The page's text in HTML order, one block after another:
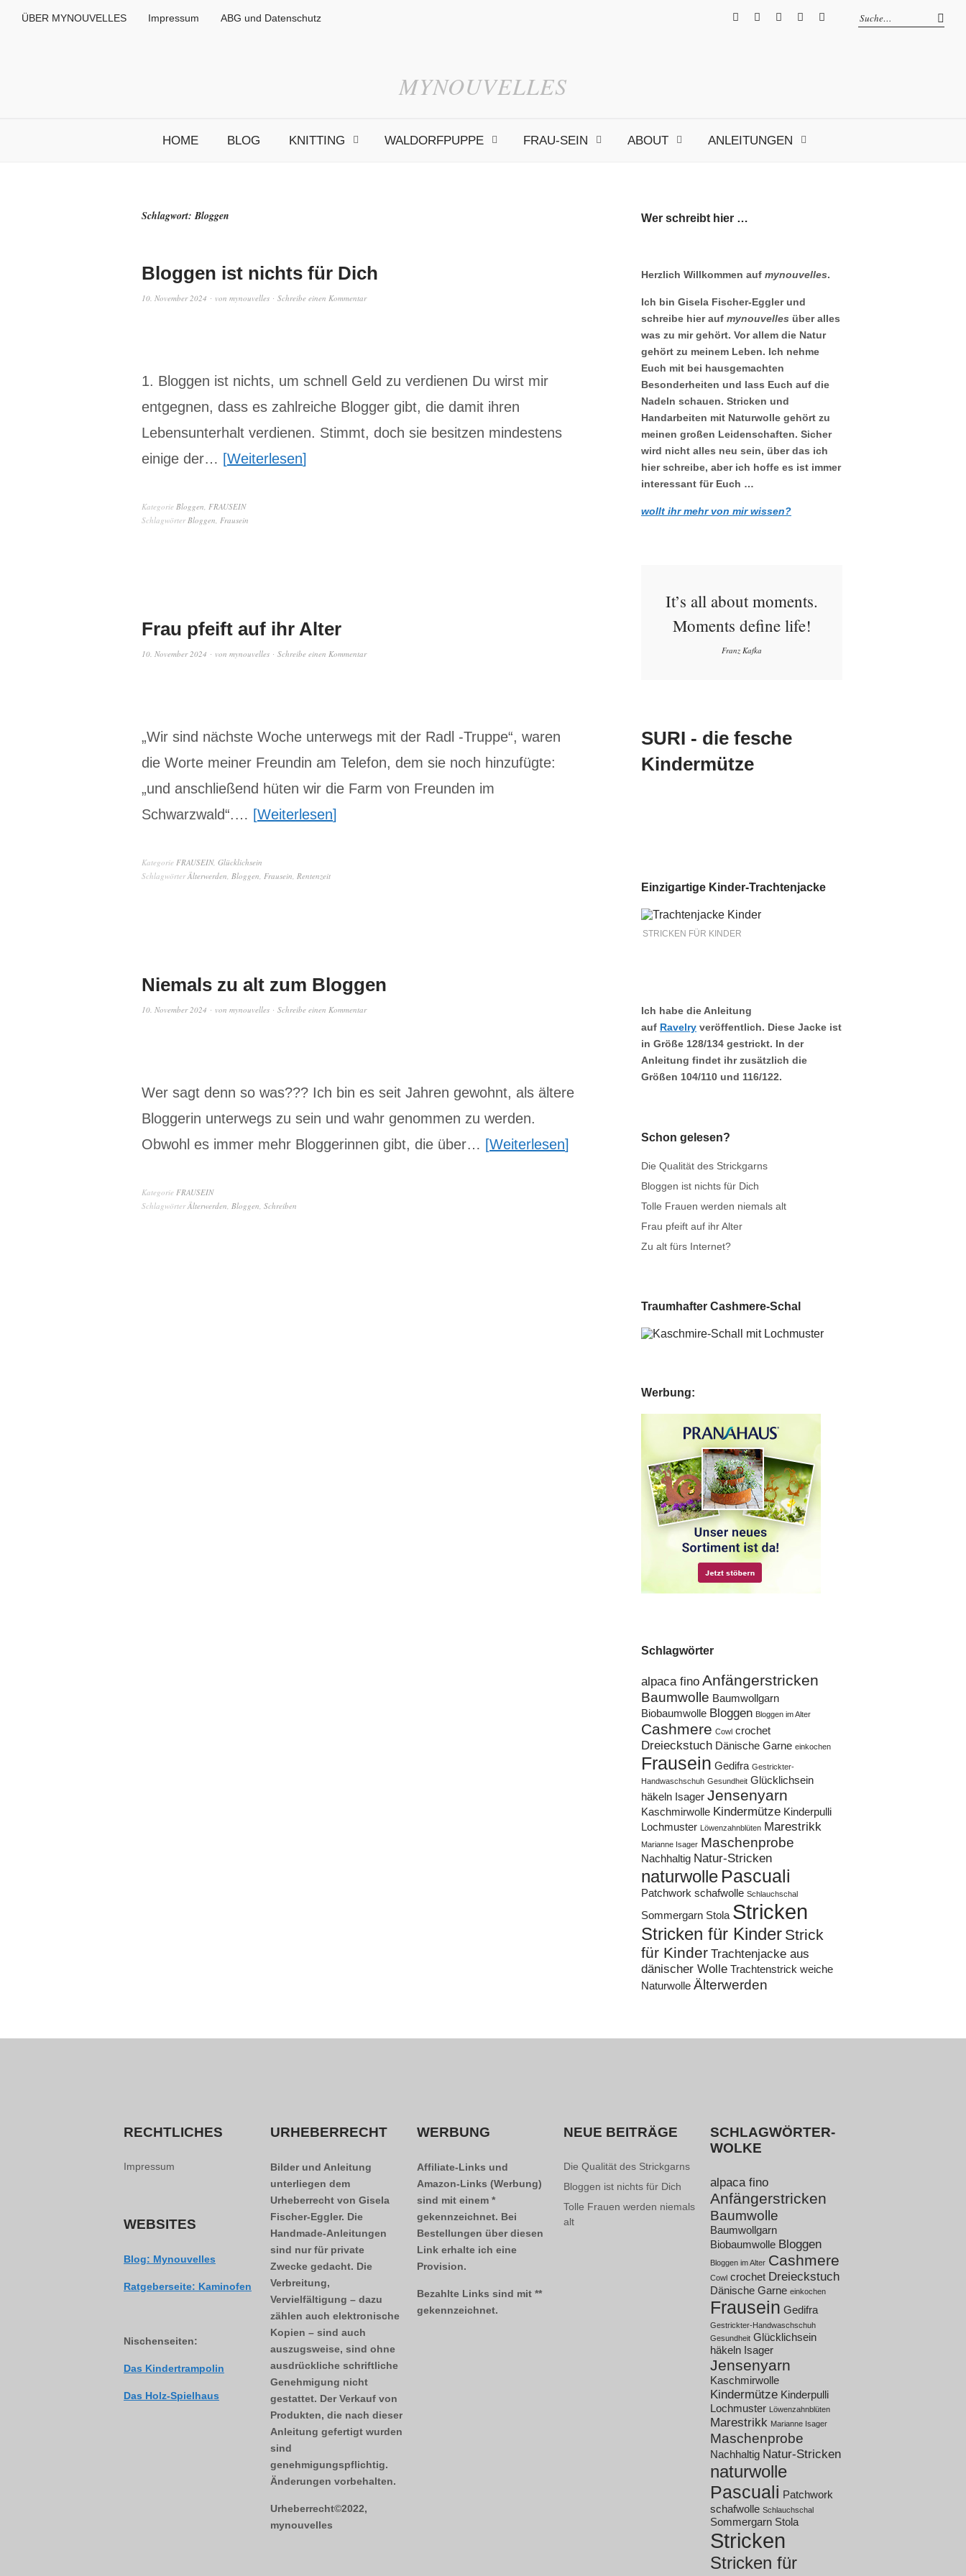
ÜBER MYNOUVELLES Impressum
ABG und Datenschutz
MYNOUVELLES
HOME BLOG KNITTING WALDORFPUPPE FRAU-SEIN ABOUT ANLEITUNGEN
Schlagwort:Bloggen
Bloggen ist nichts für Dich
10. November 2024 von mynouvelles Schreibe einen Kommentar
1. Bloggen ist nichts, um schnell Geld zu verdienen Du wirst mir
entgegnen, dass es zahlreiche Blogger gibt, die damit ihren
Lebensunterhalt verdienen. Stimmt, doch sie besitzen mindestens
einige der…
Weiterlesen
Kategorie Bloggen, FRAUSEIN
SchlagwörterBloggen, Frausein
Frau pfeift auf ihr Alter
10. November 2024 von mynouvelles Schreibe einen Kommentar
„Wir sind nächste Woche unterwegs mit der Radl -Truppe“, waren
die Worte meiner Freundin am Telefon, dem sie noch hinzufügte:
„und anschließend hüten wir die Farm von Freunden im
Schwarzwald“.…
Weiterlesen
Kategorie FRAUSEIN, Glücklichsein
SchlagwörterÄlterwerden, Bloggen, Frausein, Rentenzeit
Niemals zu alt zum Bloggen
10. November 2024 von mynouvelles Schreibe einen Kommentar
Wer sagt denn so was??? Ich bin es seit Jahren gewohnt, als ältere
Bloggerin unterwegs zu sein und wahr genommen zu werden.
Obwohl es immer mehr Bloggerinnen gibt, die über…
Weiterlesen
Kategorie FRAUSEIN
SchlagwörterÄlterwerden, Bloggen, Schreiben
Wer schreibt hier …
Herzlich Willkommen auf mynouvelles.
Ich bin Gisela Fischer-Eggler und
schreibe hier auf mynouvelles über alles
was zu mir gehört. Vor allem die Natur
gehört zu meinem Leben. Ich nehme
Euch mit bei hausgemachten
Besonderheiten und lass Euch auf die
Nadeln schauen. Stricken und
Handarbeiten mit Naturwolle gehört zu
meinen großen Leidenschaften. Sicher
wird nicht alles neu sein, über das ich
hier schreibe, aber ich hoffe es ist immer
interessant für Euch …
wollt ihr mehr von mir wissen?
It’s all about moments.
Moments define life!
Franz Kafka
SURI - die fesche
Kindermütze
Einzigartige Kinder-Trachtenjacke
STRICKEN FÜR KINDER
Ich habe die Anleitung
auf Ravelry veröffentlich. Diese Jacke ist
in Größe 128/134 gestrickt. In der
Anleitung findet ihr zusätzlich die
Größen 104/110 und 116/122.
Schon gelesen?
Die Qualität des Strickgarns
Bloggen ist nichts für Dich
Tolle Frauen werden niemals alt
Frau pfeift auf ihr Alter
Zu alt fürs Internet?
Traumhafter Cashmere-Schal
Werbung:
Schlagwörter
alpaca fino Anfängerstricken
Baumwolle Baumwollgarn
Biobaumwolle Bloggen Bloggen im Alter
Cashmere Cowl crochet
Dreieckstuch Dänische Garne einkochen
Frausein Gedifra Gestrickter-
Handwaschschuh Gesundheit Glücklichsein
häkeln Isager Jensenyarn
Kaschmirwolle Kindermütze Kinderpulli
Lochmuster Löwenzahnblüten Marestrikk
Marianne Isager Maschenprobe
Nachhaltig Natur-Stricken
naturwolle Pascuali
Patchwork schafwolle Schlauchschal
Sommergarn Stola Stricken
Stricken für Kinder Strick
für Kinder Trachtenjacke aus
dänischer Wolle Trachtenstrick weiche
Naturwolle Älterwerden
RECHTLICHES
Impressum
WEBSITES
Blog: Mynouvelles
Ratgeberseite: Kaminofen
Nischenseiten:
Das Kindertrampolin
Das Holz-Spielhaus
URHEBERRECHT
Bilder und Anleitung
unterliegen dem
Urheberrecht von Gisela
Fischer-Eggler. Die
Handmade-Anleitungen
sind nur für private
Zwecke gedacht. Die
Verbreitung,
Vervielfältigung – dazu
zählen auch elektronische
Kopien – sind auch
auszugsweise, sind ohne
ausdrückliche schriftliche
Genehmigung nicht
gestattet. Der Verkauf von
Produkten, die nach dieser
Anleitung gefertigt wurden
sind
genehmigungspflichtig.
Änderungen vorbehalten.
Urheberrecht©2022,
mynouvelles
WERBUNG
Affiliate-Links und
Amazon-Links (Werbung)
sind mit einem *
gekennzeichnet. Bei
Bestellungen über diesen
Link erhalte ich eine
Provision.
Bezahlte Links sind mit **
gekennzeichnet.
NEUE BEITRÄGE
Die Qualität des Strickgarns
Bloggen ist nichts für Dich
Tolle Frauen werden niemals
alt
SCHLAGWÖRTER-
WOLKE
alpaca fino
Anfängerstricken
Baumwolle
Baumwollgarn
Biobaumwolle Bloggen
Bloggen im Alter Cashmere
Cowl crochet Dreieckstuch
Dänische Garne einkochen
Frausein Gedifra
Gestrickter-Handwaschschuh
Gesundheit Glücklichsein
häkeln Isager
Jensenyarn
Kaschmirwolle
Kindermütze Kinderpulli
Lochmuster Löwenzahnblüten
Marestrikk Marianne Isager
Maschenprobe
Nachhaltig Natur-Stricken
naturwolle
Pascuali Patchwork
schafwolle Schlauchschal
Sommergarn Stola
Stricken
Stricken für